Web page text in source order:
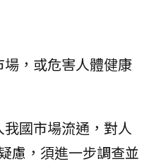
，或危害人體健康
國市場流通，對人
慮，須進一步調查並